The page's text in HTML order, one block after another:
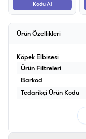
Kodu Al
Ürün Özellikleri
Köpek Elbisesi
Ürün Filtreleri
Barkod
Tedarikçi Ürün Kodu